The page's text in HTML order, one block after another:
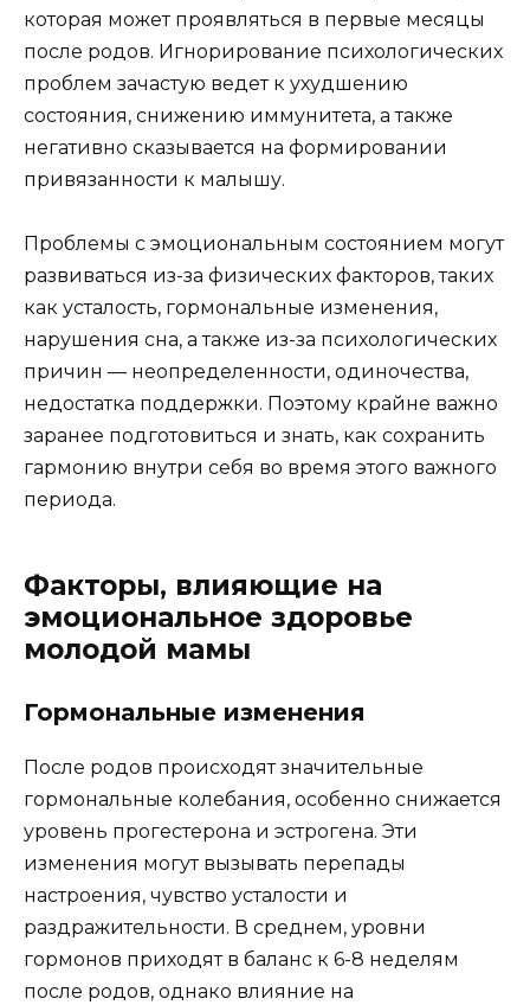
которая может проявляться в первые месяцы
после родов. Игнорирование психологических
проблем зачастую ведет к ухудшению
состояния, снижению иммунитета, а также
негативно сказывается на формировании
привязанности к малышу.
Проблемы с эмоциональным состоянием могут
развиваться из-за физических факторов, таких
как усталость, гормональные изменения,
нарушения сна, а также из-за психологических
причин — неопределенности, одиночества,
недостатка поддержки. Поэтому крайне важно
заранее подготовиться и знать, как сохранить
гармонию внутри себя во время этого важного
периода.
Факторы, влияющие на
эмоциональное здоровье
молодой мамы
Гормональные изменения
После родов происходят значительные
гормональные колебания, особенно снижается
уровень прогестерона и эстрогена. Эти
изменения могут вызывать перепады
настроения, чувство усталости и
раздражительности. В среднем, уровни
гормонов приходят в баланс к 6-8 неделям
после родов, однако влияние на